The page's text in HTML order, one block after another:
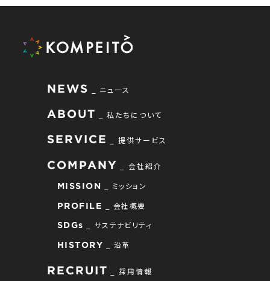
NEWS ニュース
ABOUT 私たちについて
SERVICE 提供サービス
COMPANY 会社紹介
MISSION ミッション
PROFILE 会社概要
SDGs サステナビリティ
HISTORY 沿革
RECRUIT 採用情報